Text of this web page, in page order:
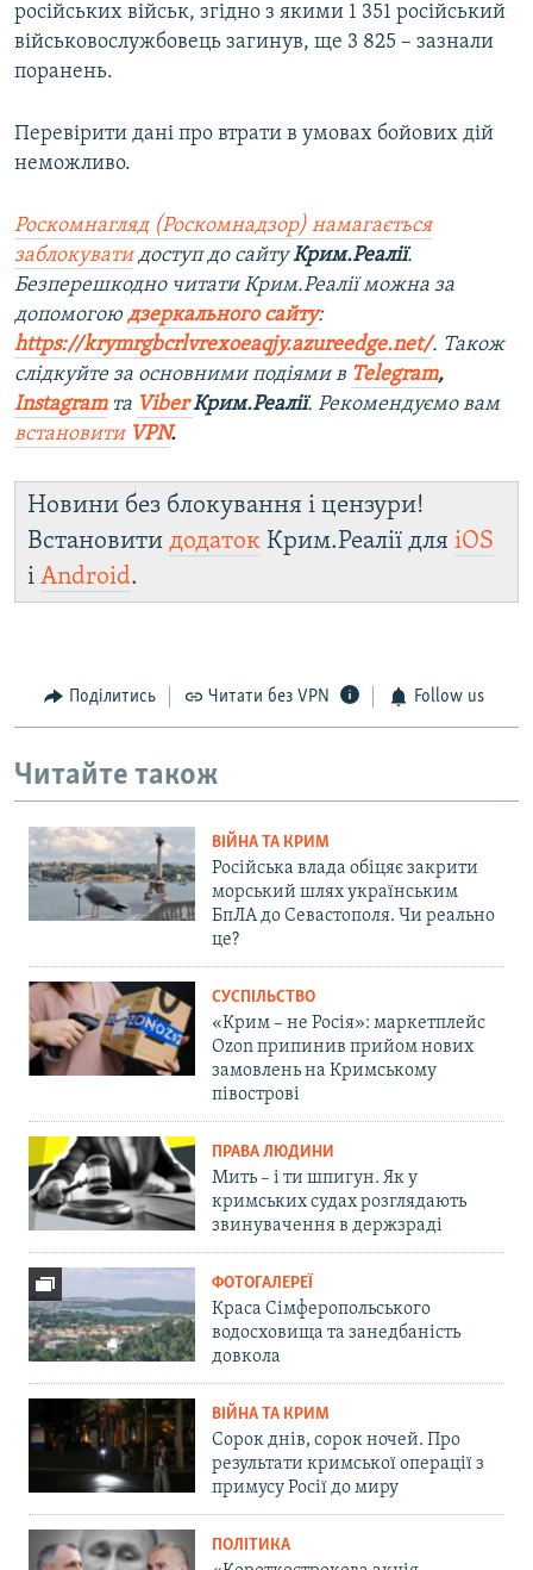
російських військ, згідно з якими 1 351 російський
військовослужбовець загинув, ще 3 825 – зазнали
поранень​.
Перевірити дані про втрати в умовах бойових дій
неможливо.
Роскомнагляд (Роскомнадзор) намагається
заблокуватидоступ до сайтуКрим.Реалії.
Безперешкодно читати Крим.Реалії можна за
допомогою дзеркального сайту:
https://krymrgbcrlvrexoeaqjy.azureedge.net/. Також
слідкуйте за основними подіями в Telegram,
Instagramта ViberКрим.Реалії. Рекомендуємо вам
встановити VPN.
Новини без блокування і цензури!
Встановити додаток Крим.Реалії для iOS
і Android.
Поділитись Читати без VPN Follow us
Читайте також
ВІЙНА ТА КРИМ
Російська влада обіцяє закрити
морський шлях українським
БпЛА до Севастополя. Чи реально
це?
СУСПІЛЬСТВО
«Крим – не Росія»: маркетплейс
Ozon припинив прийом нових
замовлень на Кримському
півострові
ПРАВА ЛЮДИНИ
Мить – і ти шпигун. Як у
кримських судах розглядають
звинувачення в держзраді
ФОТОГАЛЕРЕЇ
Краса Сімферопольського
водосховища та занедбаність
довкола
ВІЙНА ТА КРИМ
Сорок днів, сорок ночей. Про
результати кримської операції з
примусу Росії до миру
ПОЛІТИКА